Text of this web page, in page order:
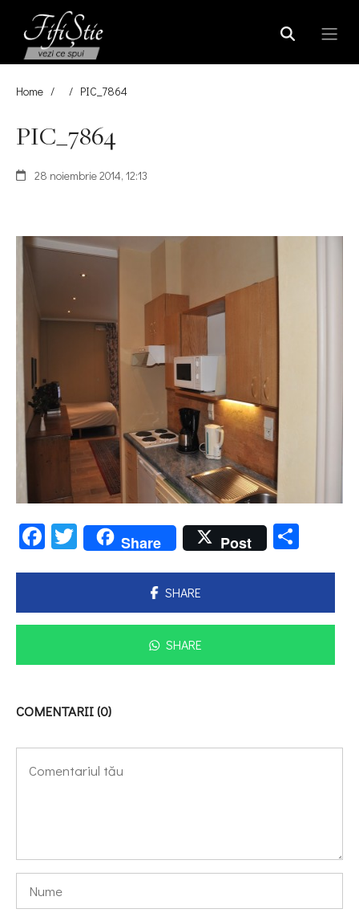
Home / / PIC_7864
PIC_7864
28 noiembrie 2014, 12:13
Facebook
Twitter
Share Post
SHARE
SHARE
COMENTARII (0)